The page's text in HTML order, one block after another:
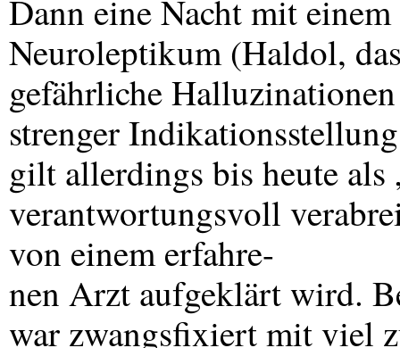
Dann eine Nacht mit
Neuroleptikum (Haldol,
gefährliche
strenger
gilt allerdings bis heute
verantwortungsvoll
von einem erfahre-
nen Arzt aufgeklärt wird.
war zwangsfixiert mit viel